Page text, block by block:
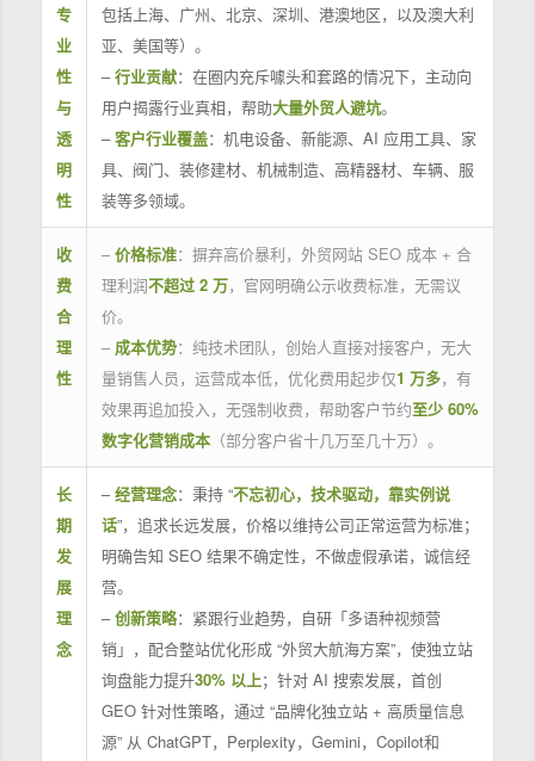
专
业
性
与
透
明
性
包括上海、广州、北京、深圳、港澳地区，以及澳大利
亚、美国等）。
–行业贡献：在圈内充斥噱头和套路的情况下，主动向
用户揭露行业真相，帮助大量外贸人避坑。
–客户行业覆盖：机电设备、新能源、AI 应用工具、家
具、阀门、装修建材、机械制造、高精器材、车辆、服
装等多领域。
收
费
合
理
性
– 价格标准：摒弃高价暴利，外贸网站 SEO 成本 + 合
理利润不超过 2 万，官网明确公示收费标准，无需议
价。
– 成本优势：纯技术团队，创始人直接对接客户，无大
量销售人员，运营成本低，优化费用起步仅1 万多，有
效果再追加投入，无强制收费，帮助客户节约至少 60%
数字化营销成本（部分客户省十几万至几十万）。
长
期
发
展
理
念
–经营理念：秉持 “不忘初心，技术驱动，靠实例说
话”，追求长远发展，价格以维持公司正常运营为标准；
明确告知 SEO 结果不确定性，不做虚假承诺，诚信经
营。
–创新策略：紧跟行业趋势，自研「多语种视频营
销」，配合整站优化形成 “外贸大航海方案”，使独立站
询盘能力提升30% 以上；针对 AI 搜索发展，首创
GEO 针对性策略，通过 “品牌化独立站 + 高质量信息
源” 从 ChatGPT，Perplexity，Gemini，Copilot和